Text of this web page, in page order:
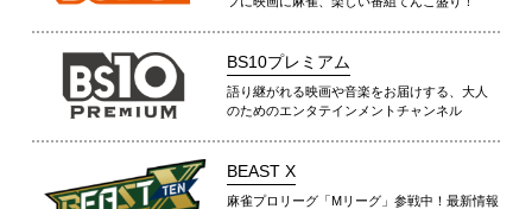
BS10プレミアム
語り継がれる映画や音楽をお届けする、大人
のためのエンタテインメントチャンネル
BEAST X
麻雀プロリーグ「Mリーグ」参戦中！最新情報